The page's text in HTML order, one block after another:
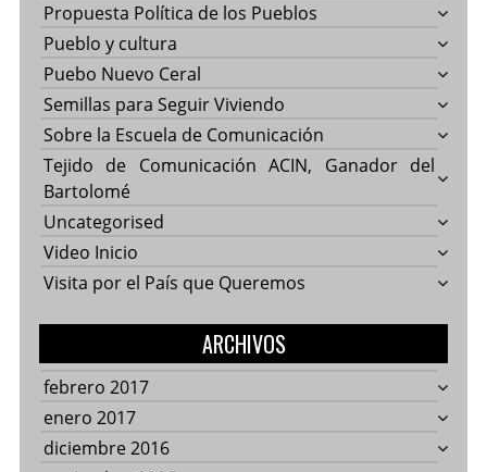
Propuesta Política de los Pueblos
Pueblo y cultura
Puebo Nuevo Ceral
Semillas para Seguir Viviendo
Sobre la Escuela de Comunicación
Tejido de Comunicación ACIN, Ganador del
Bartolomé
Uncategorised
Video Inicio
Visita por el País que Queremos
ARCHIVOS
febrero 2017
enero 2017
diciembre 2016